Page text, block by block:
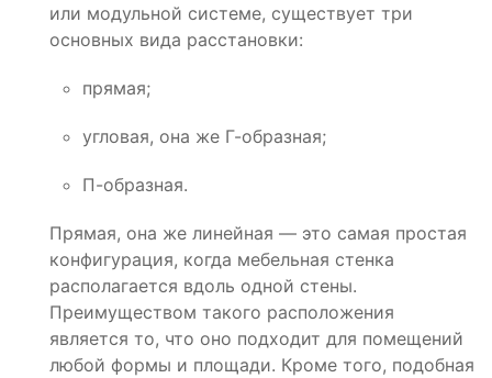
или модульной системе, существует три
основных вида расстановки:
прямая;
угловая, она же Г-образная;
П-образная.
Прямая, она же линейная — это самая простая
конфигурация, когда мебельная стенка
располагается вдоль одной стены.
Преимуществом такого расположения
является то, что оно подходит для помещений
любой формы и площади. Кроме того, подобная